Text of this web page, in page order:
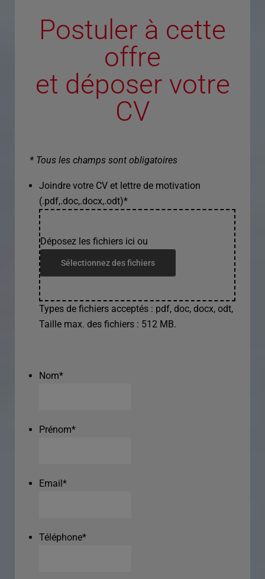
Postuler à cette
offre
et déposer votre
CV
* Tous les champs sont obligatoires
Joindre votre CV et lettre de motivation
(.pdf,.doc,.docx,.odt)*
Déposez les fichiers ici ou
Sélectionnez des fichiers
Types de fichiers acceptés : pdf, doc, docx, odt,
Taille max. des fichiers : 512 MB.
Nom*
Prénom*
Email*
Téléphone*